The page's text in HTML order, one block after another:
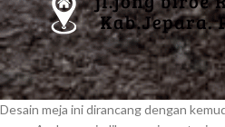
Desain meja ini dirancang dengan